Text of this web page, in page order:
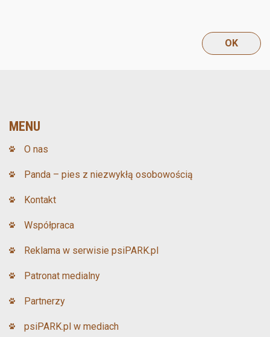
MENU
O nas
Panda – pies z niezwykłą osobowością
Kontakt
Współpraca
Reklama w serwisie psiPARK.pl
Patronat medialny
Partnerzy
psiPARK.pl w mediach